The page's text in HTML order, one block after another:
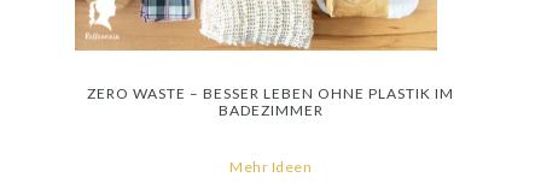
ZERO WASTE – BESSER LEBEN OHNE PLASTIK IM
BADEZIMMER
Mehr Ideen